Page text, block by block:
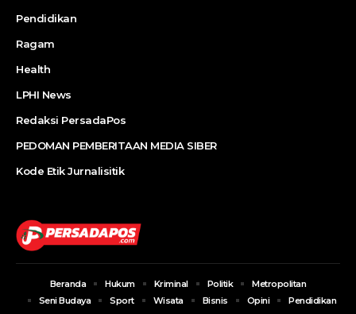
Pendidikan
Ragam
Health
LPHI News
Redaksi PersadaPos
PEDOMAN PEMBERITAAN MEDIA SIBER
Kode Etik Jurnalisitik
Beranda Hukum Kriminal Politik
Metropolitan
Seni Budaya
Sport Wisata Bisnis Opini
Pendidikan